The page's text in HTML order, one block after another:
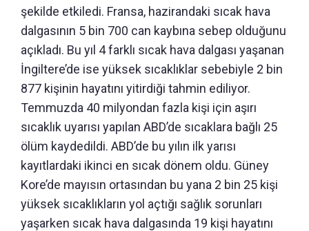
şekilde etkiledi. Fransa, hazirandaki sıcak hava
dalgasının 5 bin 700 can kaybına sebep olduğunu
açıkladı. Bu yıl 4 farklı sıcak hava dalgası yaşanan
İngiltere’de ise yüksek sıcaklıklar sebebiyle 2 bin
877 kişinin hayatını yitirdiği tahmin ediliyor.
Temmuzda 40 milyondan fazla kişi için aşırı
sıcaklık uyarısı yapılan ABD’de sıcaklara bağlı 25
ölüm kaydedildi. ABD’de bu yılın ilk yarısı
kayıtlardaki ikinci en sıcak dönem oldu. Güney
Kore’de mayısın ortasından bu yana 2 bin 25 kişi
yüksek sıcaklıkların yol açtığı sağlık sorunları
yaşarken sıcak hava dalgasında 19 kişi hayatını